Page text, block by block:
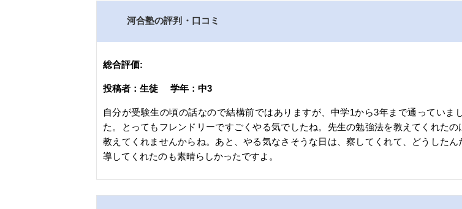
河合塾の評判・口コミ
総合評価:
投稿者：生徒 学年：中3
自分が受験生の頃の話なので結構前ではありますが、中学1から3年まで通ってい
た。とってもフレンドリーですごくやる気でしたね。先生の勉強法を教えてくれた
教えてくれませんからね。あと、やる気なさそうな日は、察してくれて、どうした
導してくれたのも素晴らしかったですよ。